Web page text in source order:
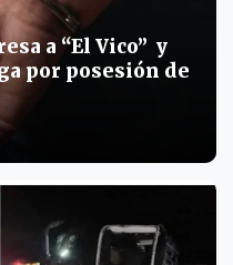
a “El Vico” y
por posesión de